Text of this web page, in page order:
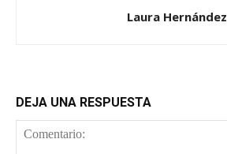
Laura Hernández
DEJA UNA RESPUESTA